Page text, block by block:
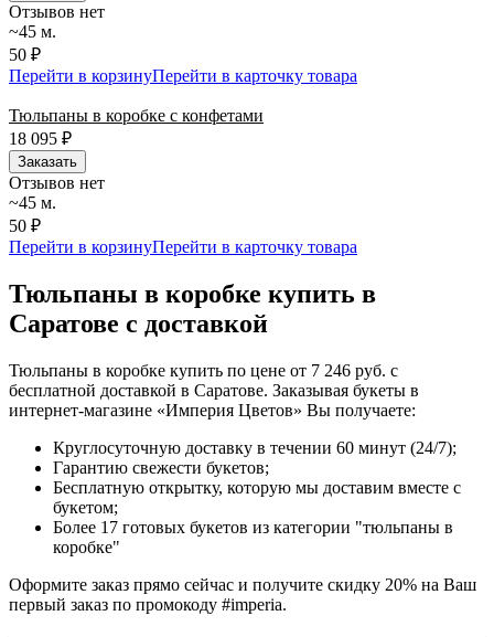
Отзывов нет
~45 м.
50 ₽
Перейти в корзинуПерейти в карточку товара
Тюльпаны в коробке с конфетами
18 095 ₽
Заказать
Отзывов нет
~45 м.
50 ₽
Перейти в корзинуПерейти в карточку товара
Тюльпаны в коробке купить в
Саратове с доставкой
Тюльпаны в коробке купить по цене от 7 246 руб. с
бесплатной доставкой в Саратове. Заказывая букеты в
интернет-магазине «Империя Цветов» Вы получаете:
Круглосуточную доставку в течении 60 минут (24/7);
Гарантию свежести букетов;
Бесплатную открытку, которую мы доставим вместе с
букетом;
Более 17 готовых букетов из категории "тюльпаны в
коробке"
Оформите заказ прямо сейчас и получите скидку 20% на Ваш
первый заказ по промокоду #imperia.